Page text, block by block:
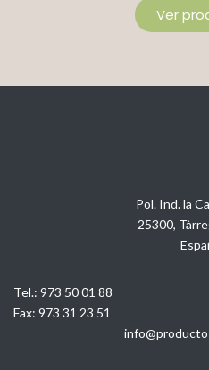
Ver
Pol. Ind. la
25300,
Tel.: 973 50 01 88
Fax: 973 31 23 51